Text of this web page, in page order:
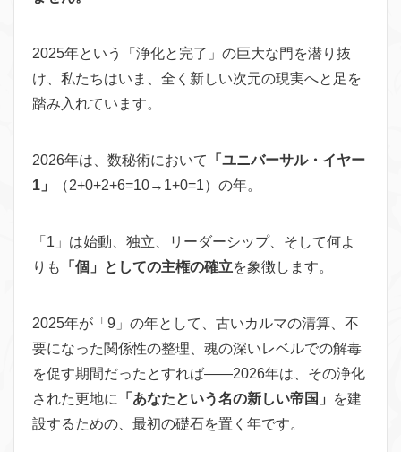
2025年という「浄化と完了」の巨大な門を潜り抜
け、私たちはいま、全く新しい次元の現実へと足を
踏み入れています。
2026年は、数秘術において
「ユニバーサル・イヤー
1」
（2+0+2+6=10→1+0=1）の年。
「1」は始動、独立、リーダーシップ、そして何よ
りも
「個」としての主権の確立を象徴します。
2025年が「9」の年として、古いカルマの清算、不
要になった関係性の整理、魂の深いレベルでの解毒
を促す期間だったとすれば——2026年は、その浄化
された更地に
「あなたという名の新しい帝国」
を建
設するための、最初の礎石を置く年です。